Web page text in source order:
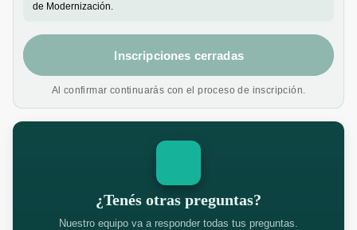
de Modernización.
Inscripciones cerradas
Al confirmar continuarás con el proceso de inscripción.
¿Tenés otras preguntas?
Nuestro equipo va a responder todas tus preguntas.